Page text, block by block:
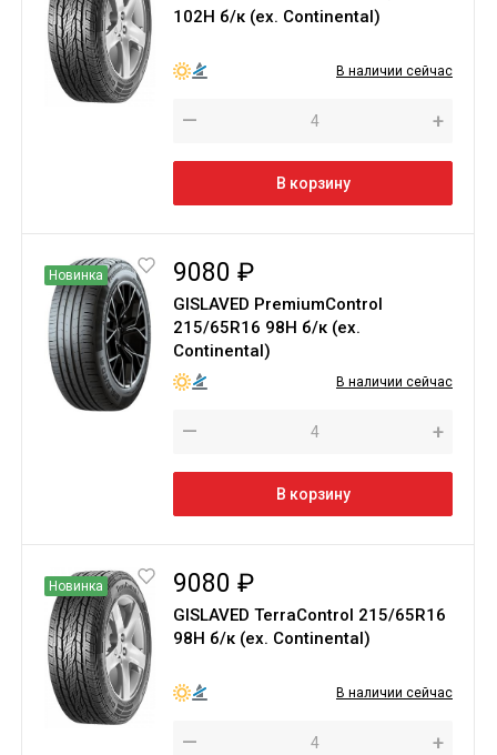
102H б/к (ex. Continental)
В наличии сейчас
— +
В корзину
Новинка 9080 ₽
GISLAVED PremiumControl
215/65R16 98H б/к (ex.
Continental)
В наличии сейчас
— +
В корзину
Новинка 9080 ₽
GISLAVED TerraControl 215/65R16
98H б/к (ex. Continental)
В наличии сейчас
— +